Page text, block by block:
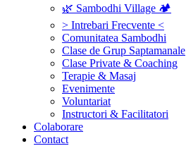
🌿 Sambodhi Village 🏕️
> Intrebari Frecvente <
Comunitatea Sambodhi
Clase de Grup Saptamanale
Clase Private & Coaching
Terapie & Masaj
‎Evenimente
Voluntariat
‏‏‎Instructori & Facilitatori
Colaborare
Contact